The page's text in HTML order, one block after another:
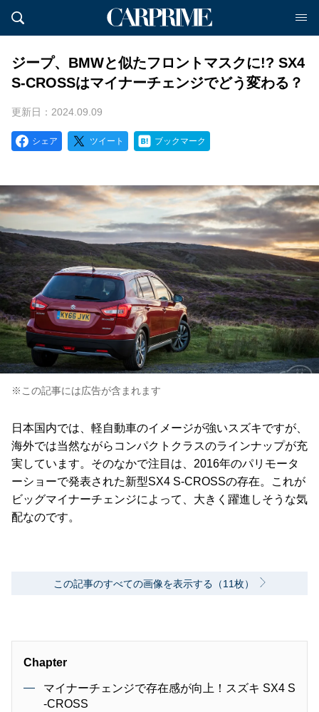
ジープ、BMWと似たフロントマスクに!? SX4
S-CROSSはマイナーチェンジでどう変わる？
更新日：2024.09.09
シェア ツイート ブックマーク
※この記事には広告が含まれます
日本国内では、軽自動車のイメージが強いスズキですが、
海外では当然ながらコンパクトクラスのラインナップが充
実しています。そのなかで注目は、2016年のパリモータ
ーショーで発表された新型SX4 S-CROSSの存在。これが
ビッグマイナーチェンジによって、大きく躍進しそうな気
配なのです。
この記事のすべての画像を表示する（11枚）
Chapter
マイナーチェンジで存在感が向上！スズキ SX4 S
-CROSS